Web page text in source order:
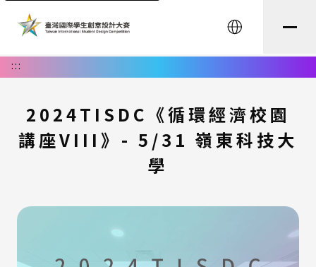
English
:::
2024TISDC《循環經濟校園
講座VIII》- 5/31 嶺東科技大
學